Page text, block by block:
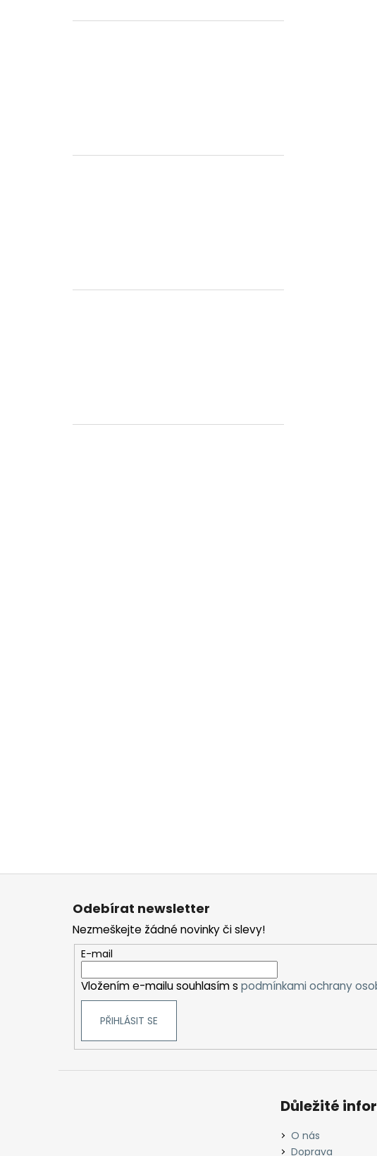
Z
Odebírat newsletter
Nezmeškejte žádné novinky či slevy!
E-mail
Vložením e-mailu souhlasím s podmínkami ochrany
PŘIHLÁSIT SE
Důležité
O nás
Doprava